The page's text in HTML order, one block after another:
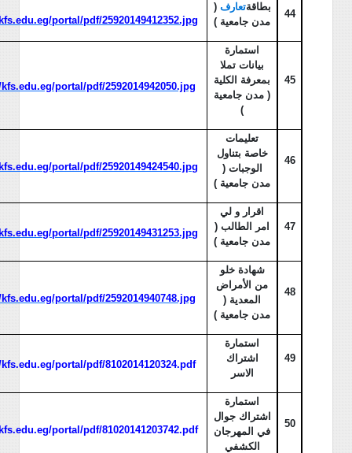
44
بطاقةتعارف (
مدن جامعية )
portal/pdf/25920149412352.jpg
45
استمارة
بيانات تملا
بمعرفة الكلية
( مدن جامعية
)
portal/pdf/2592014942050.jpg
46
تعليمات
خاصة بتناول
الوجبات (
مدن جامعية )
portal/pdf/25920149424540.jpg
47
اقرار و لي
امر الطالب (
مدن جامعية )
portal/pdf/25920149431253.jpg
48
شهادة خلو
من الأمراض
المعدية (
مدن جامعية )
portal/pdf/2592014940748.jpg
49
استمارة
اشتراك
الاسر
portal/pdf/8102014120324.pdf
50
استمارة
اشتراك جوال
في المهرجان
الكشفي
portal/pdf/81020141203742.pdf